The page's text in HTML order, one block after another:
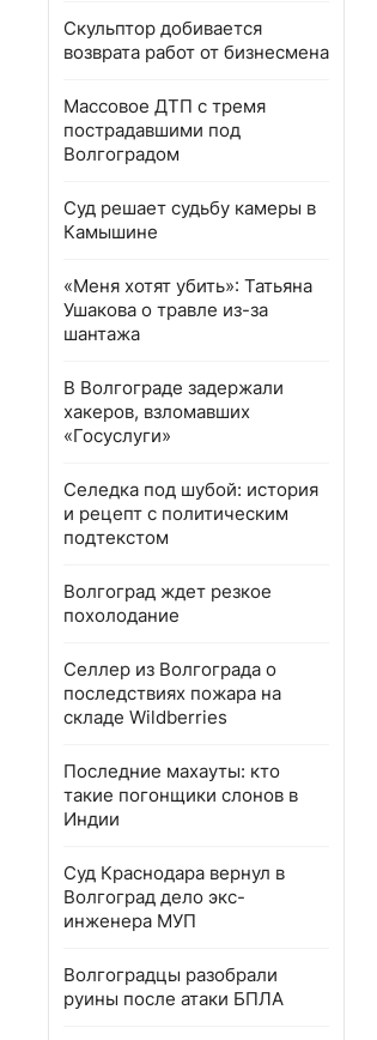
Скульптор добивается
возврата работ от бизнесмена
Массовое ДТП с тремя
пострадавшими под
Волгоградом
Суд решает судьбу камеры в
Камышине
«Меня хотят убить»: Татьяна
Ушакова о травле из-за
шантажа
В Волгограде задержали
хакеров, взломавших
«Госуслуги»
Селедка под шубой: история
и рецепт с политическим
подтекстом
Волгоград ждет резкое
похолодание
Селлер из Волгограда о
последствиях пожара на
складе Wildberries
Последние махауты: кто
такие погонщики слонов в
Индии
Суд Краснодара вернул в
Волгоград дело экс-
инженера МУП
Волгоградцы разобрали
руины после атаки БПЛА